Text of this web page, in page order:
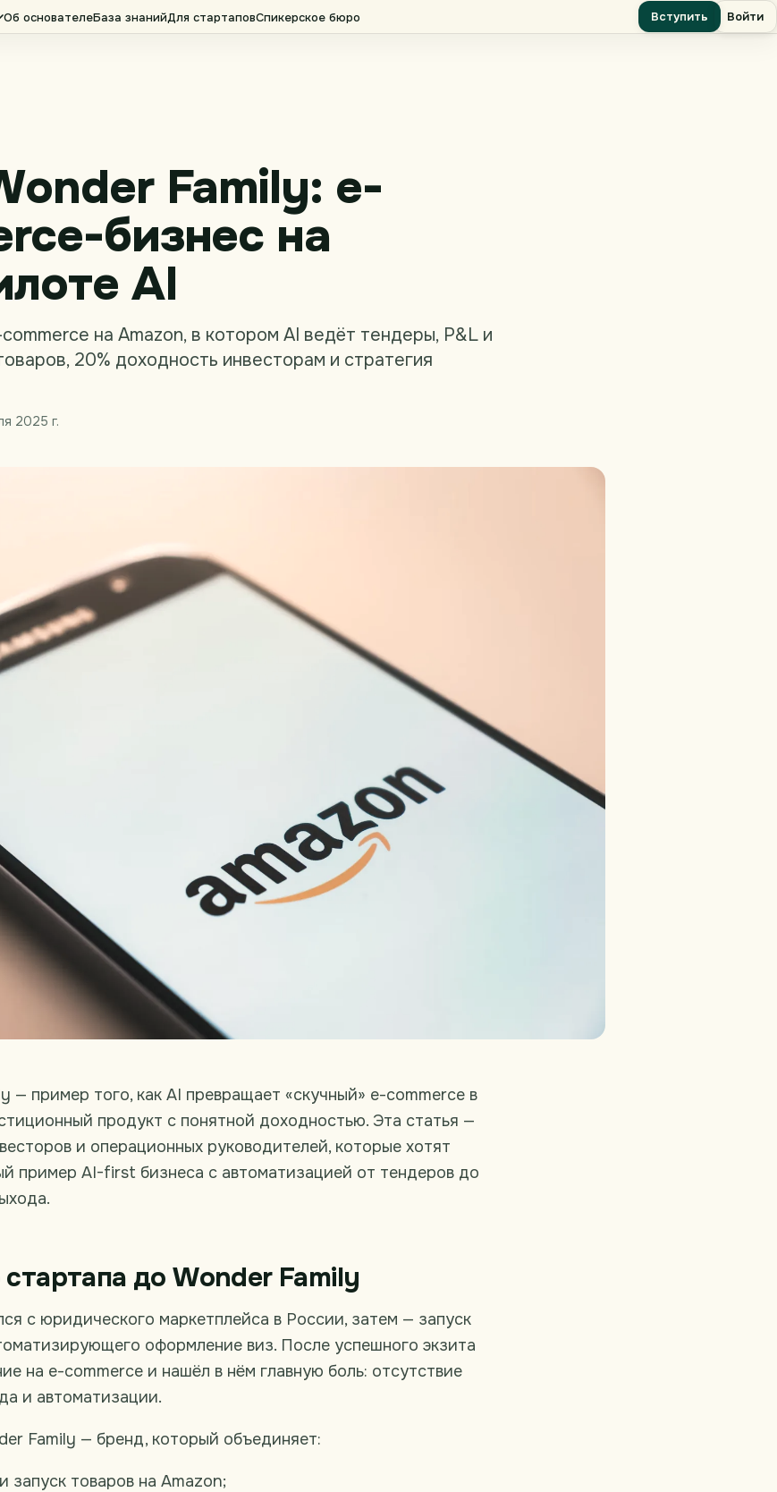
Об основателеБаза знанийДля стартаповСпикерское бюро Вступить Войти
Family: e-
бизнес на
AI
на Amazon, в котором AI ведёт тендеры, P&L и
20% доходность инвесторам и стратегия
2025 г.
— пример того, как AI превращает «скучный» e-commerce в
продукт с понятной доходностью. Эта статья —
и операционных руководителей, которые хотят
пример AI-first бизнеса с автоматизацией от тендеров до
до Wonder Family
с юридического маркетплейса в России, затем — запуск
оформление виз. После успешного экзита
на e-commerce и нашёл в нём главную боль: отсутствие
и автоматизации.
Family — бренд, который объединяет:
запуск товаров на Amazon;